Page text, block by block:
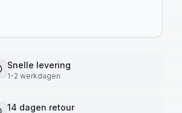
Snelle levering
1-2 werkdagen
14 dagen retour